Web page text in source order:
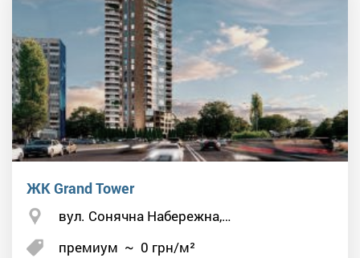
ЖК Grand Tower
вул. Сонячна Набережна,…
премиум ~ 0 грн/м²